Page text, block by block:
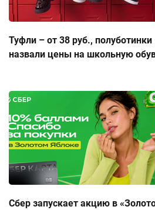
Туфли – от 38 руб.,
назвали цены на школьную
Сбер запускает акцию в